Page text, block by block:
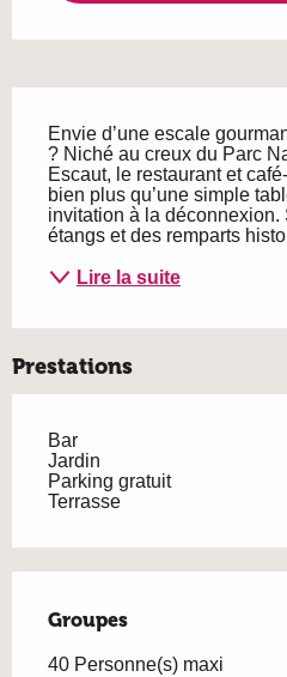
Envie d’une escale
? Niché au creux du Parc
Escaut, le restaurant et
bien plus qu’une simple
invitation à la déconnexion.
étangs et des remparts
Lire la suite
Prestations
Bar
Jardin
Parking gratuit
Terrasse
Groupes
Groupes
40 Personne(s) maxi